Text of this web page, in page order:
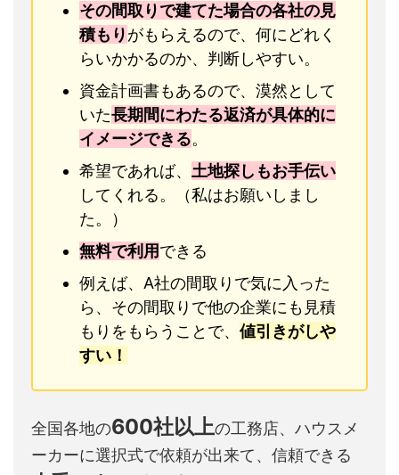
その間取りで建てた場合の各社の見
積もりがもらえるので、何にどれく
らいかかるのか、判断しやすい。
資金計画書もあるので、漠然として
いた長期間にわたる返済が具体的に
イメージできる。
希望であれば、 土地探しもお手伝い
してくれる。（私はお願いしまし
た。）
無料で利用できる
例えば、A社の間取りで気に入った
ら、その間取りで他の企業にも見積
もりをもらうことで、 値引きがしや
すい！
全国各地の600社以上の工務店、ハウスメ
ーカーに選択式で依頼が出来て、信頼できる